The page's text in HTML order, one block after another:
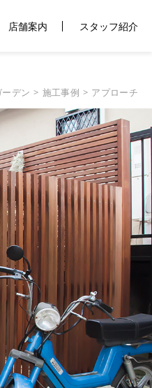
店舗案内 スタッフ紹介
デン 施工事例 アプローチ